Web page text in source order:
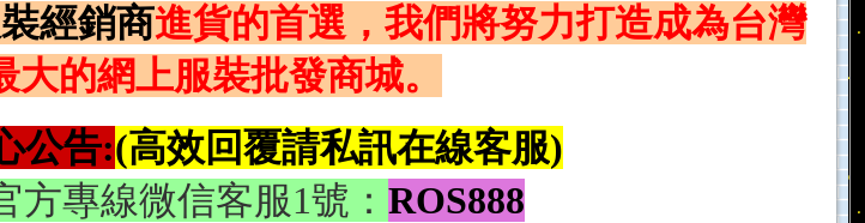
經銷商進貨的首選，我們將努力打造成為台灣
大的網上服裝批發商城。
公告:(高效回覆請私訊在線客服)
方專線微信客服1號：ROS888